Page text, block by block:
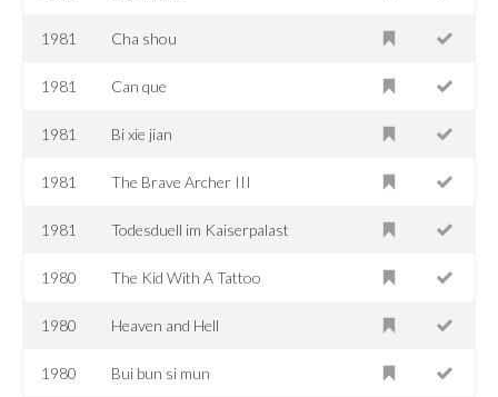
1981 Cha shou
1981 Can que
1981 Bi xie jian
1981 The Brave Archer III
1981 Todesduell im Kaiserpalast
1980 The Kid With A Tattoo
1980 Heaven and Hell
1980 Bui bun si mun